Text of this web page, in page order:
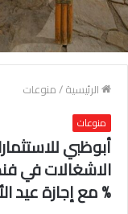
الرئيسية/منوعات
منوعات
أبوظبي
% مع إجازة عيد